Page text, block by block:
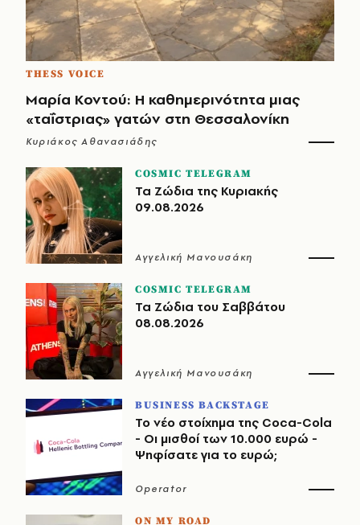
THESS VOICE
Μαρία Κοντού: Η καθημερινότητα μιας
«ταΐστριας» γατών στη Θεσσαλονίκη
Κυριάκος Αθανασιάδης
COSMIC TELEGRAM
Τα Ζώδια της Κυριακής
09.08.2026
Αγγελική Μανουσάκη
COSMIC TELEGRAM
Τα Ζώδια του Σαββάτου
08.08.2026
Αγγελική Μανουσάκη
BUSINESS BACKSTAGE
Το νέο στοίχημα της Coca-Cola
- Οι μισθοί των 10.000 ευρώ -
Ψηφίσατε για το ευρώ;
Operator
ON MY ROAD